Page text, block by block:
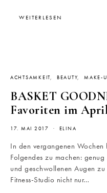
WEITERLESEN
ACHTSAMKEIT BEAUTY MAKE-
BASKET
Favoriten im
17. MAI 2017 ELINA
In den vergangenen
Folgendes zu machen:
und geschwollenen Augen
Fitness-Studio nicht nur…